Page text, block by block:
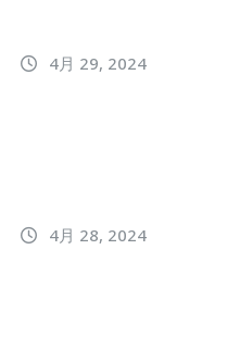
4月 29, 2024
4月 28, 2024